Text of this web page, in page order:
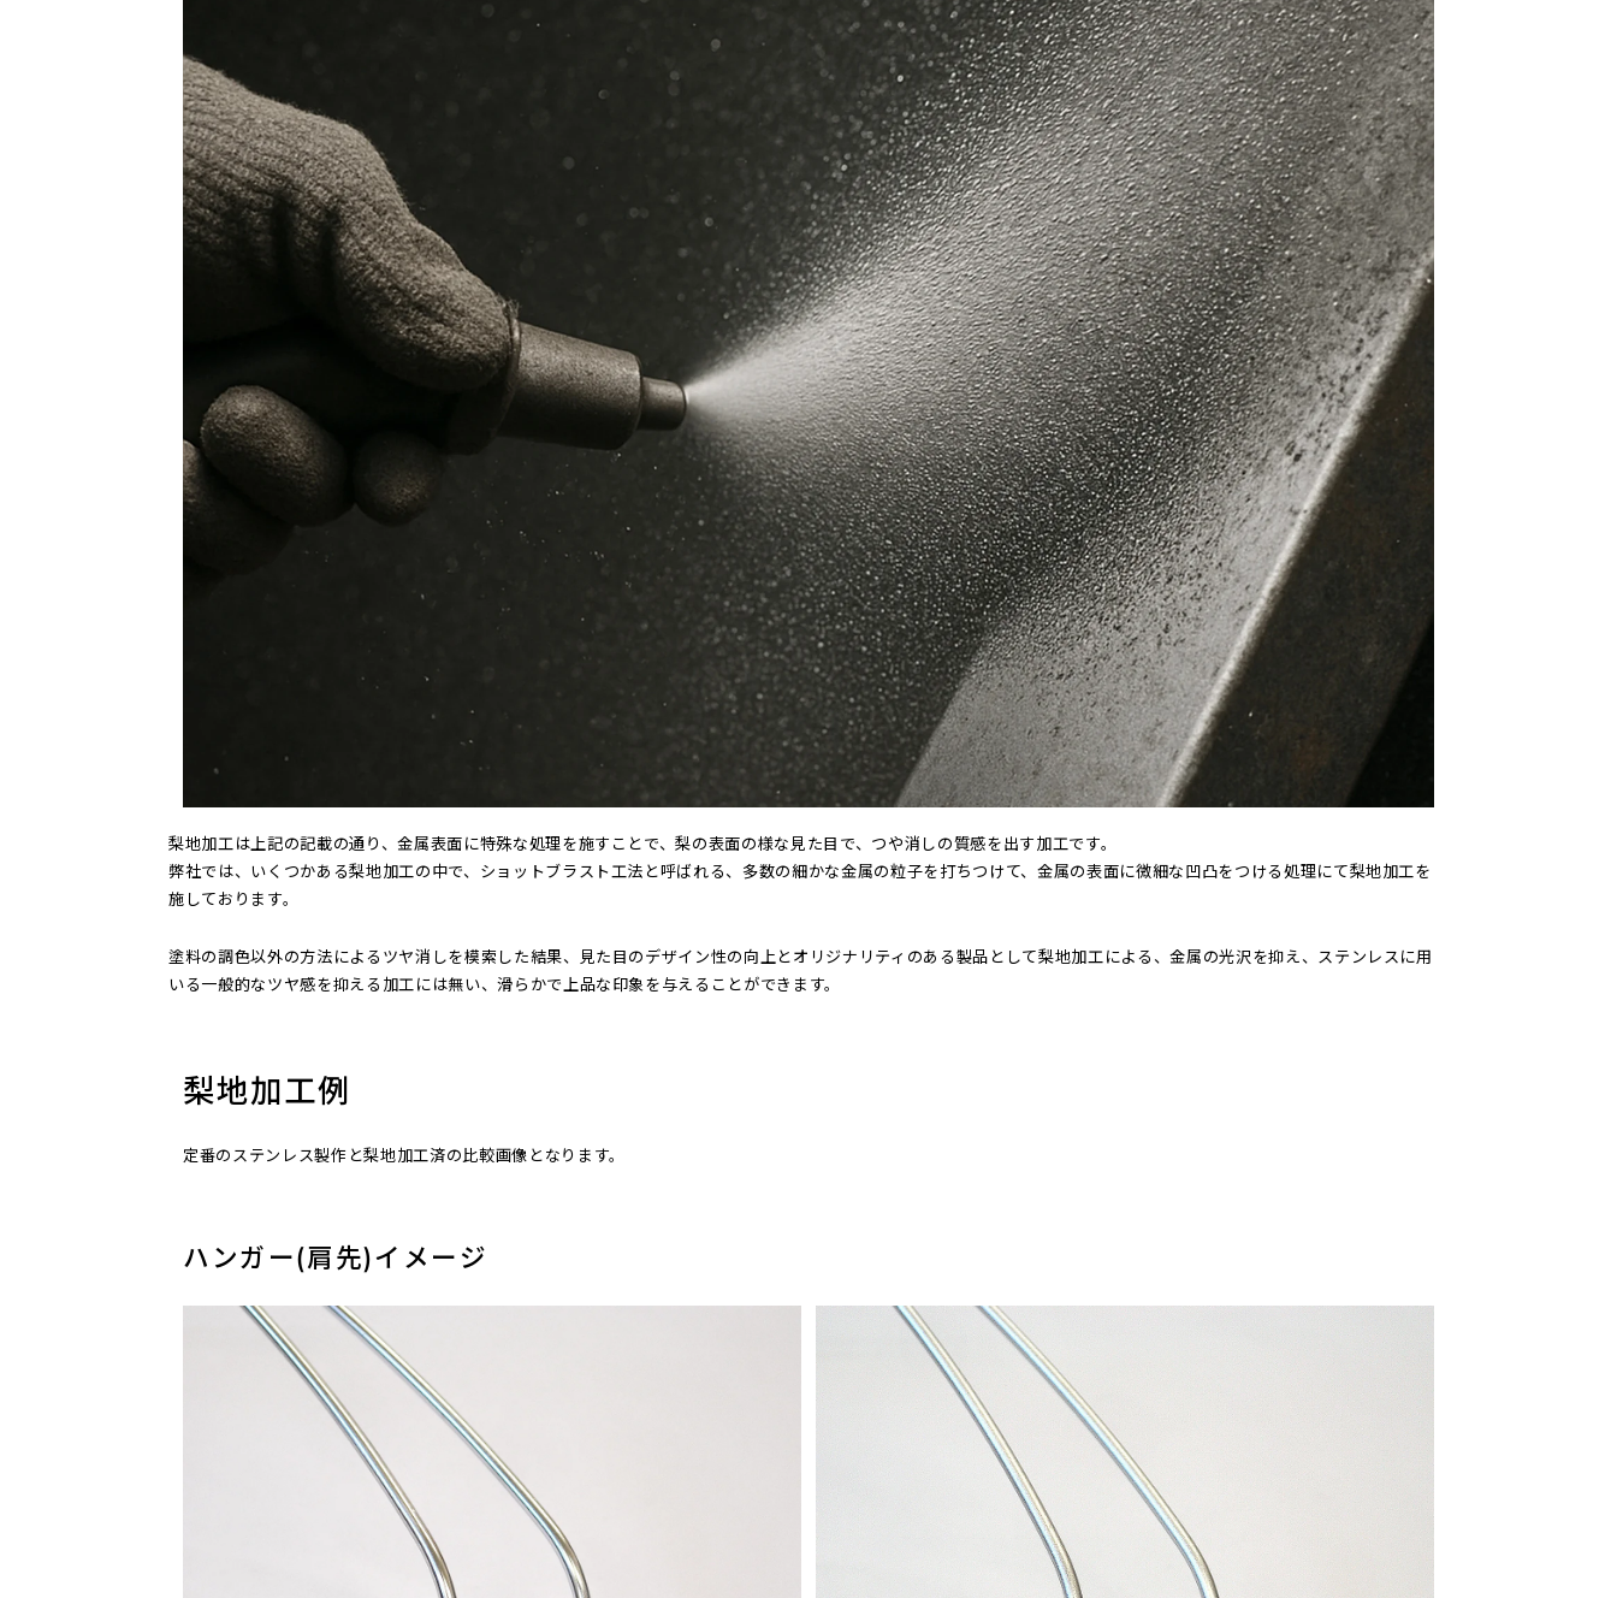
梨地加工は上記の記載の通り、金属表面に特殊な処理を施すことで、梨の表面の様な見た目で、つや消しの質感を出す加工です。
弊社では、いくつかある梨地加工の中で、ショットブラスト工法と呼ばれる、多数の細かな金属の粒子を打ちつけて、金属の表面に微細な凹凸をつける処理にて梨地加工を
施しております。
塗料の調色以外の方法によるツヤ消しを模索した結果、見た目のデザイン性の向上とオリジナリティのある製品として梨地加工による、金属の光沢を抑え、ステンレスに用
いる一般的なツヤ感を抑える加工には無い、滑らかで上品な印象を与えることができます。
梨地加工例
定番のステンレス製作と梨地加工済の比較画像となります。
ハンガー(肩先)イメージ